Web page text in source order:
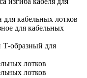
кабельных лотков
для кабельных
Т-образный для
лотков
лотков